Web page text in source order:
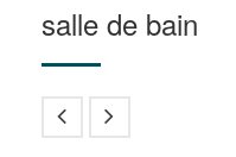
salle de bain